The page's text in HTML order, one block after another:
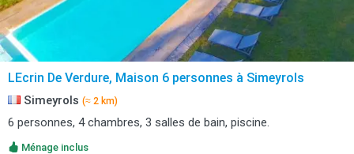
LEcrin De Verdure, Maison 6 personnes à Simeyrols
Simeyrols (≈ 2 km)
6 personnes, 4 chambres, 3 salles de bain, piscine.
Ménage inclus